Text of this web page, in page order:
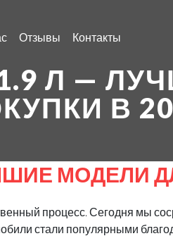
Отзывы Контакты
Л —
В
МОДЕЛИ
процесс. Сегодня мы
стали популярными